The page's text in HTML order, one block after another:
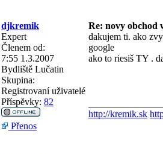
djkremik
Re: novy obchod
Expert
Členem od:
7:55 1.3.2007
Bydliště Lučatin
Skupina:
Registrovaní uživatelé
Příspěvky: 82
dakujem ti. ako
google
ako to riesiš TY .
http://kremik.sk
Přenos